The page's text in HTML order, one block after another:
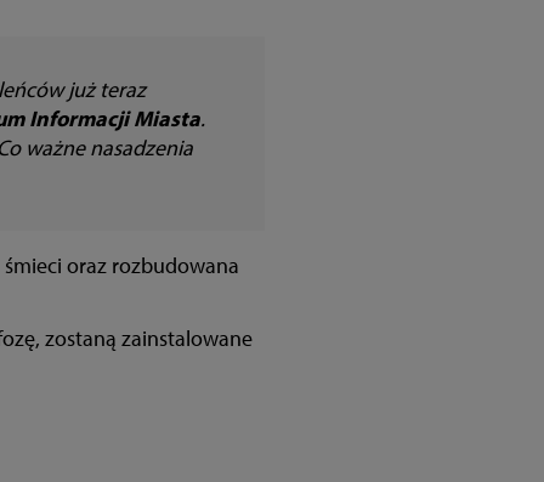
już teraz
Informacji Miasta.
ważne nasadzenia
śmieci oraz rozbudowana
zostaną zainstalowane